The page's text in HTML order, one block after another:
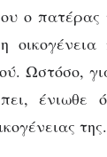
ο πατέρας
Ωστόσο,
ένιωθε
της.